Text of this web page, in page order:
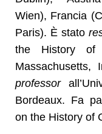
Wien), Francia
Paris). È stato
the History of
Massachusetts,
professor
Bordeaux. Fa
on the History of